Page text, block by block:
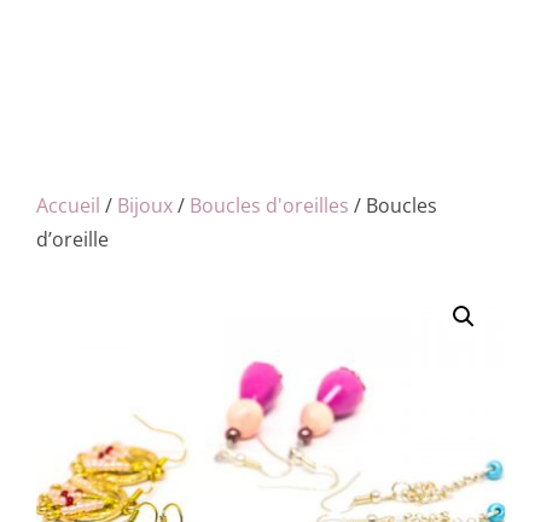
Accueil / Bijoux/ Boucles d'oreilles / Boucles
d’oreille